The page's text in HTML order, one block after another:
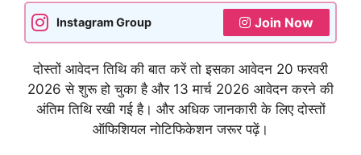
Instagram Group Join Now
दोस्तों आवेदन तिथि की बात करें तो इसका आवेदन 20 फरवरी
2026 से शुरू हो चुका है और 13 मार्च 2026 आवेदन करने की
अंतिम तिथि रखी गई है। और अधिक जानकारी के लिए दोस्तों
ऑफिशियल नोटिफिकेशन जरूर पढ़ें।